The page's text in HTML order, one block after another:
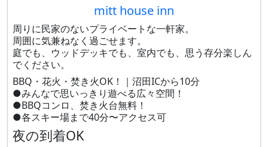
mitt house inn
周りに民家のないプライベートな一軒家。
周囲に気兼ねなく過ごせます。
庭でも、ウッドデッキでも、室内でも、思う存分楽しん
でください。
BBQ・花火・焚き火OK！｜沼田ICから10分
●みんなで思いっきり遊べる広々空間！
●BBQコンロ、焚き火台無料！
●各スキー場まで40分〜アクセス可
夜の到着OK